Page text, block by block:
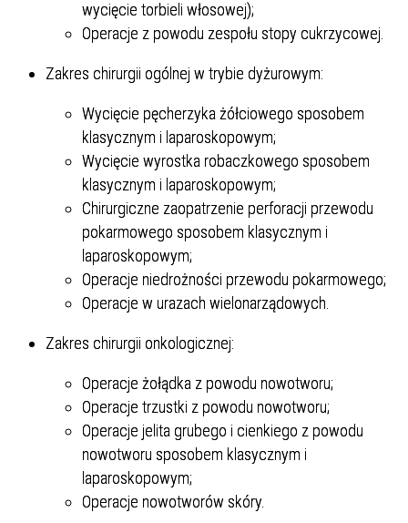
wycięcie torbieli włosowej);
Operacje z powodu zespołu stopy cukrzycowej.
Zakres chirurgii ogólnej w trybie dyżurowym:
Wycięcie pęcherzyka żółciowego sposobem
klasycznym i laparoskopowym;
Wycięcie wyrostka robaczkowego sposobem
klasycznym i laparoskopowym;
Chirurgiczne zaopatrzenie perforacji przewodu
pokarmowego sposobem klasycznym i
laparoskopowym;
Operacje niedrożności przewodu pokarmowego;
Operacje w urazach wielonarządowych.
Zakres chirurgii onkologicznej:
Operacje żołądka z powodu nowotworu;
Operacje trzustki z powodu nowotworu;
Operacje jelita grubego i cienkiego z powodu
nowotworu sposobem klasycznym i
laparoskopowym;
Operacje nowotworów skóry.